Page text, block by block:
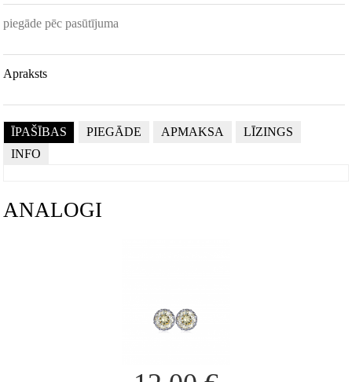
piegāde pēc pasūtījuma
Apraksts
ĪPAŠĪBAS PIEGĀDE APMAKSA
LĪZINGS
INFO
ANALOGI